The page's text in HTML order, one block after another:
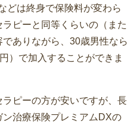
どは終身で保険料が変わら
ピーと同等くらいの（また
ありながら、30歳男性なら
）で加入することができま
ピーの方が安いですが、長
治療保険プレミアムDXの